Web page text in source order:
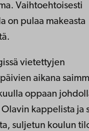
Vaihtoehtoisesti
on pulaa makeasta
vietettyjen
aikana
oppaan
Olavin kappelista ja
suljetun koulun